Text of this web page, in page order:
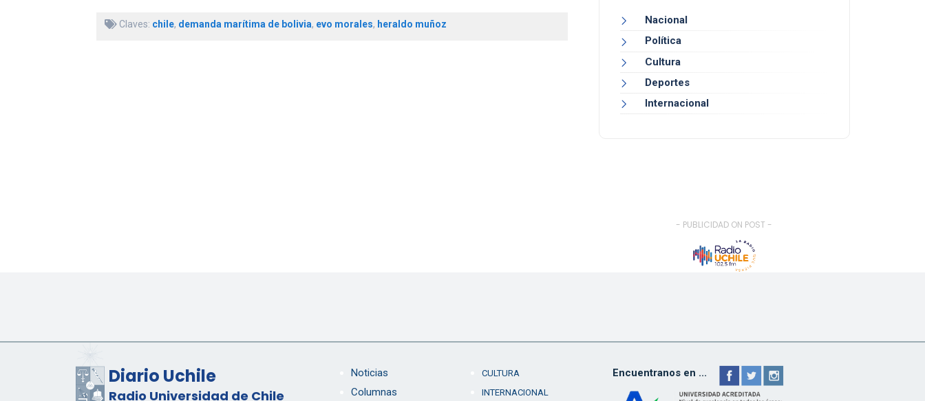
Claves: chile, demanda marítima de bolivia, evo morales, heraldo muñoz
Nacional
Política
Cultura
Deportes
Internacional
- PUBLICIDAD ON POST -
Diario Uchile
Radio Universidad de Chile
Noticias
Columnas
CULTURA
INTERNACIONAL
Encuentranos en ...